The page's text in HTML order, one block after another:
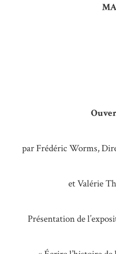
par Frédéric Worms,
et Valérie
Présentation de